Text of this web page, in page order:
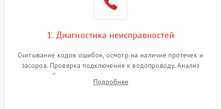
1. Диагностика неисправностей
Считывание кодов ошибок, осмотр на наличие протечек и
засоров. Проверка подключения к водопроводу. Анализ
жалоб на отсутствие слива, нагрева, вращения
разбрызгивателей или срабатывание системы защиты
Подробнее